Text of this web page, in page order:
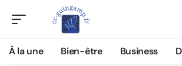
À la une Bien-être Business